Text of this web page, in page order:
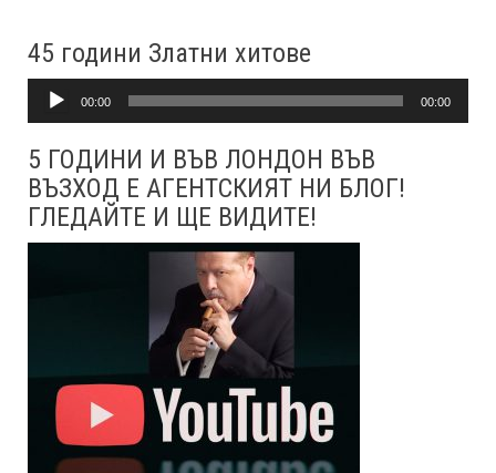
45 години Златни хитове
Аудио 00:00 00:00
5 ГОДИНИ И ВЪВ ЛОНДОН ВЪВ
ВЪЗХОД Е АГЕНТСКИЯТ НИ БЛОГ!
ГЛЕДАЙТЕ И ЩЕ ВИДИТЕ!